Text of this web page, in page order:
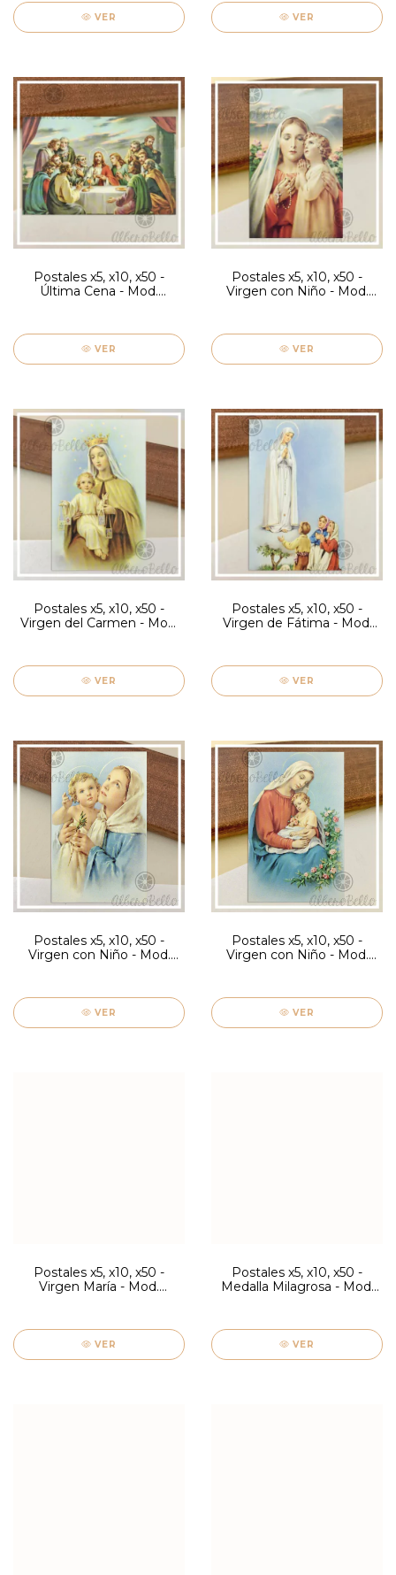
VER VER
Postales x5, x10, x50 -
Última Cena - Mod.
VER
Postales x5, x10, x50 -
Virgen con Niño - Mod.
VER
Postales x5, x10, x50 -
Virgen del Carmen - Mod.
VER
Postales x5, x10, x50 -
Virgen de Fátima - Mod.
VER
Postales x5, x10, x50 -
Virgen con Niño - Mod.
VER
Postales x5, x10, x50 -
Virgen con Niño - Mod.
VER
Postales x5, x10, x50 -
Virgen María - Mod.
VER
Postales x5, x10, x50 -
Medalla Milagrosa - Mod.
VER